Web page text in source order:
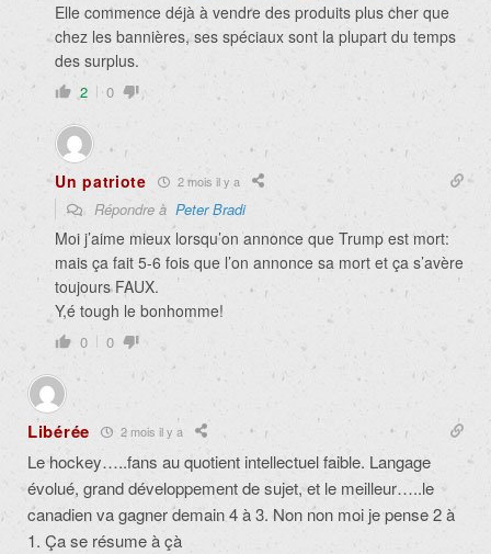
Elle commence déjà à vendre des produits plus cher que
chez les bannières, ses spéciaux sont la plupart du temps
des surplus.
2 0
Un patriote 2 mois il y a
Répondre à Peter Bradi
Moi j’aime mieux lorsqu’on annonce que Trump est mort:
mais ça fait 5-6 fois que l’on annonce sa mort et ça s’avère
toujours FAUX.
Y,é tough le bonhomme!
0 0
Libérée 2 mois il y a
Le hockey…..fans au quotient intellectuel faible. Langage
évolué, grand développement de sujet, et le meilleur…..le
canadien va gagner demain 4 à 3. Non non moi je pense 2 à
1. Ça se résume à çà